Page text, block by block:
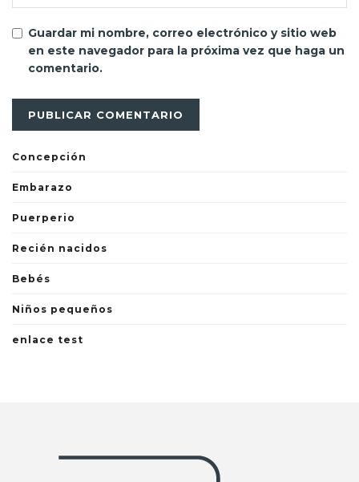
Guardar mi nombre, correo electrónico y sitio web
en este navegador para la próxima vez que haga un
comentario.
Concepción
Embarazo
Puerperio
Recién nacidos
Bebés
Niños pequeños
enlace test